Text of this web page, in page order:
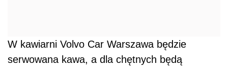
W kawiarni Volvo Car Warszawa będzie
serwowana kawa, a dla chętnych będą